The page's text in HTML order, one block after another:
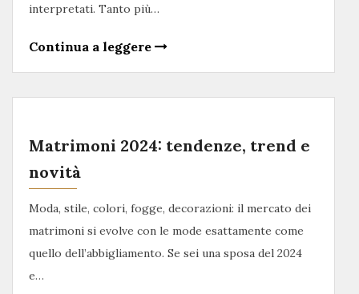
interpretati. Tanto più…
Continua a leggere
Matrimoni 2024: tendenze, trend e
novità
Moda, stile, colori, fogge, decorazioni: il mercato dei
matrimoni si evolve con le mode esattamente come
quello dell’abbigliamento. Se sei una sposa del 2024
e…